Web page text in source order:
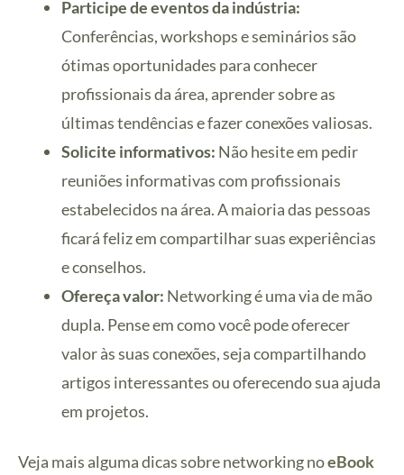
Participe de eventos da indústria:
Conferências, workshops e seminários são
ótimas oportunidades para conhecer
profissionais da área, aprender sobre as
últimas tendências e fazer conexões valiosas.
Solicite informativos: Não hesite em pedir
reuniões informativas com profissionais
estabelecidos na área. A maioria das pessoas
ficará feliz em compartilhar suas experiências
e conselhos.
Ofereça valor: Networking é uma via de mão
dupla. Pense em como você pode oferecer
valor às suas conexões, seja compartilhando
artigos interessantes ou oferecendo sua ajuda
em projetos.
Veja mais alguma dicas sobre networking noeBook